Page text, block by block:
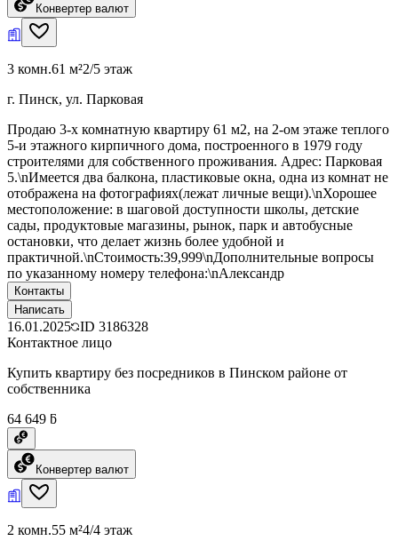
Конвертер валют
3 комн.61 м²2/5 этаж
г. Пинск, ул. Парковая
Продаю 3-х комнатную квартиру 61 м2, на 2-ом этаже теплого
5-и этажного кирпичного дома, построенного в 1979 году
строителями для собственного проживания. Адрес: Парковая
5.\nИмеется два балкона, пластиковые окна, одна из комнат не
отображена на фотографиях(лежат личные вещи).\nХорошее
местоположение: в шаговой доступности школы, детские
сады, продуктовые магазины, рынок, парк и автобусные
остановки, что делает жизнь более удобной и
практичной.\nСтоимость:39,999\nДополнительные вопросы
по указанному номеру телефона:\nАлександр
Контакты
Написать
16.01.2025 ID 3186328
Контактное лицо
Купить квартиру без посредников в Пинском районе от
собственника
64 649 ƃ
Конвертер валют
2 комн.55 м²4/4 этаж